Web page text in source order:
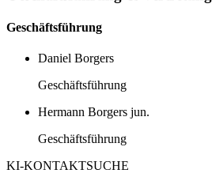
Geschäftsführung
Daniel Borgers
Geschäftsführung
Hermann Borgers jun.
Geschäftsführung
KI-KONTAKTSUCHE